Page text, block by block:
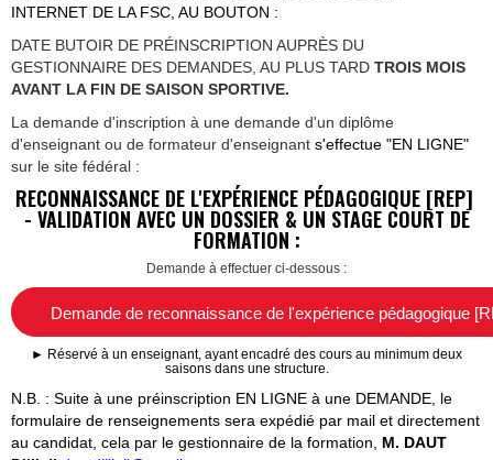
INTERNET DE LA FSC, AU BOUTON :
DATE BUTOIR DE PRÉINSCRIPTION AUPRÈS DU
GESTIONNAIRE DES DEMANDES, AU PLUS TARD TROIS MOIS
AVANT LA FIN DE SAISON SPORTIVE.
La demande d'inscription à une demande d'un diplôme
d'enseignant ou de formateur d'enseignant s'effectue "EN LIGNE"
sur le site fédéral :
RECONNAISSANCE DE L'EXPÉRIENCE PÉDAGOGIQUE [REP]
- VALIDATION AVEC UN DOSSIER & UN STAGE COURT DE
FORMATION :
Demande à effectuer ci-dessous :
Demande de reconnaissance de l'expérience pédagogique
► Réservé à un enseignant, ayant encadré des cours au minimum deux
saisons dans une structure.
N.B. : Suite à une préinscription EN LIGNE à une DEMANDE, le
formulaire de renseignements sera expédié par mail et directement
au candidat, cela par le gestionnaire de la formation, M. DAUT